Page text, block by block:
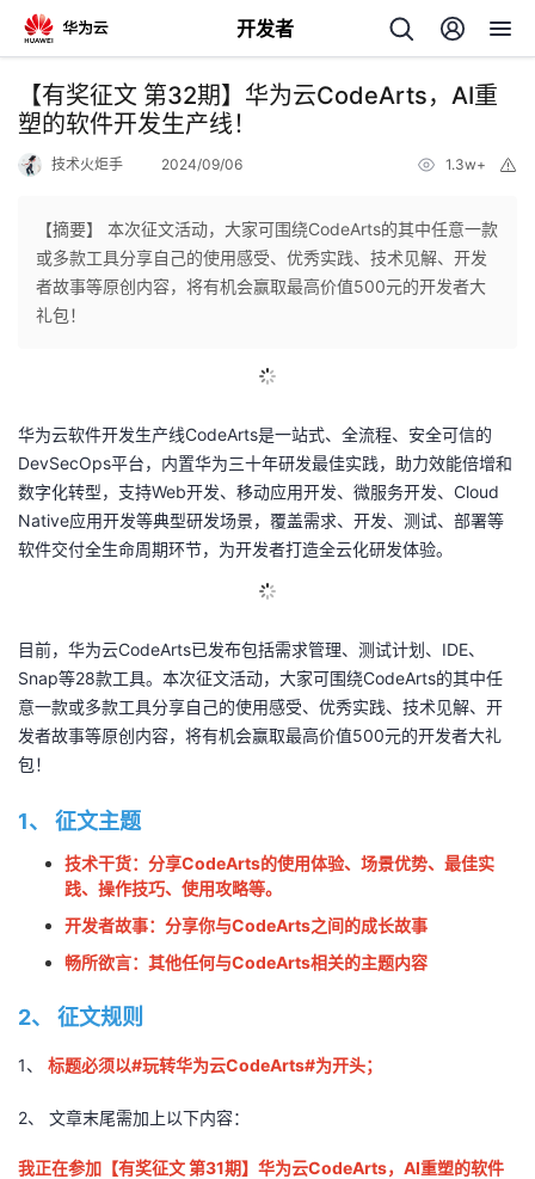
开发者
返
回
个
页
开
发
的
博
客
我
的
论
坛
我
的
圈
子
我
的
直
我
的
我
的
开
学
堂
我
的
课
我
的
我
我
的
我
持
我
的
技
术
我
的
云
【有奖征文 第32期】华为云CodeArts，AI重
塑的软件开发生产线！
技术火炬手 2024/09/06 1.3w+
【摘要】 本次征文活动，大家可围绕CodeArts的其中任意一款
或多款工具分享自己的使用感受、优秀实践、技术见解、开发
者故事等原创内容，将有机会赢取最高价值500元的开发者大
礼包！
华为云软件开发生产线CodeArts是一站式、全流程、安全可信的
DevSecOps平台，内置华为三十年研发最佳实践，助力效能倍增和
数字化转型，支持Web开发、移动应用开发、微服务开发、Cloud
Native应用开发等典型研发场景，覆盖需求、开发、测试、部署等
软件交付全生命周期环节，为开发者打造全云化研发体验。
目前，华为云CodeArts已发布包括需求管理、测试计划、IDE、
Snap等28款工具。本次征文活动，大家可围绕CodeArts的其中任
意一款或多款工具分享自己的使用感受、优秀实践、技术见解、开
发者故事等原创内容，将有机会赢取最高价值500元的开发者大礼
包！
1、 征文主题
技术干货：分享CodeArts的使用体验、场景优势、最佳实
践、操作技巧、使用攻略等。
开发者故事：分享你与CodeArts之间的成长故事
畅所欲言：其他任何与CodeArts相关的主题内容
2、 征文规则
1、 标题必须以#玩转华为云CodeArts#为开头；
2、 文章末尾需加上以下内容：
我正在参加【有奖征文 第31期】华为云CodeArts，AI重塑的软件